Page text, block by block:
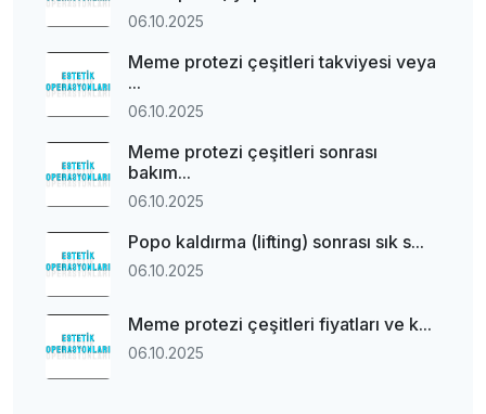
06.10.2025
Meme protezi çeşitleri takviyesi veya
...
06.10.2025
Meme protezi çeşitleri sonrası
bakım...
06.10.2025
Popo kaldırma (lifting) sonrası sık s...
06.10.2025
Meme protezi çeşitleri fiyatları ve k...
06.10.2025